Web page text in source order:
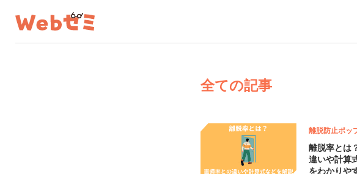
全ての記事
離脱防止ポッ
離脱率とは
違いや計算
をわかりや